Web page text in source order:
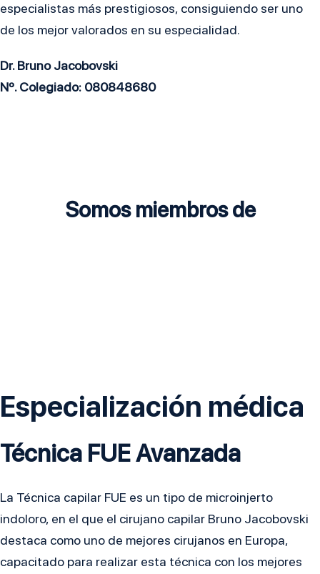
especialistas más prestigiosos, consiguiendo ser uno
de los mejor valorados en su especialidad.
Dr. Bruno Jacobovski
Nº. Colegiado: 080848680
Somos miembros de
Especialización médica
Técnica FUE Avanzada
La Técnica capilar FUE es un tipo de microinjerto
indoloro, en el que el cirujano capilar Bruno Jacobovski
destaca como uno de mejores cirujanos en Europa,
capacitado para realizar esta técnica con los mejores